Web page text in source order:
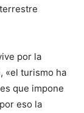
por la
«el turismo ha
que impone
eso la